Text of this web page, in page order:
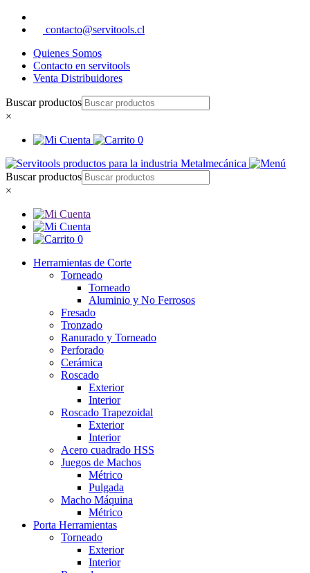
contacto@servitools.cl
Quienes Somos
Contacto en servitools
Venta Distribuidores
Buscar productos
×
0
Buscar productos
×
0
Herramientas de Corte
Torneado
Torneado
Aluminio y No Ferrosos
Fresado
Tronzado
Ranurado y Torneado
Perforado
Cerámica
Roscado
Exterior
Interior
Roscado Trapezoidal
Exterior
Interior
Acero cuadrado HSS
Juegos de Machos
Métrico
Pulgada
Macho Máquina
Métrico
Porta Herramientas
Torneado
Exterior
Interior